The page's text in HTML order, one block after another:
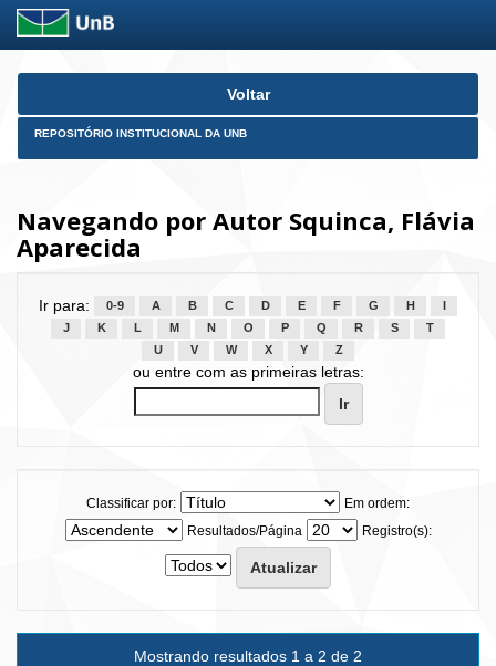
Skip
Voltar
REPOSITÓRIO INSTITUCIONAL DA UNB
Navegando por Autor Squinca, Flávia
Aparecida
Ir para: 0-9 A B C D E F G H
J
K L M N O P Q R S
T
U
V W X Y Z
ou entre com as primeiras letras:
Classificar por:
Em ordem:
Resultados/Página
Registro(s):
Mostrando resultados 1 a 2 de 2